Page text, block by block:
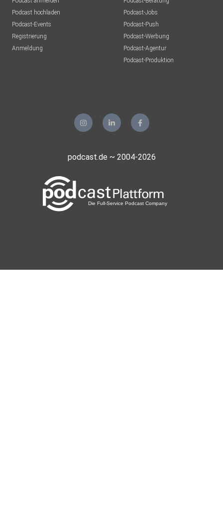
Podcast hochladen
Podcast-Events
Registrierung
Anmeldung
Podcast-Jobs
Podcast-Push
Podcast-Werbung
Podcast-Agentur
Podcast-Produktion
podcast.de ~ 2004-2026